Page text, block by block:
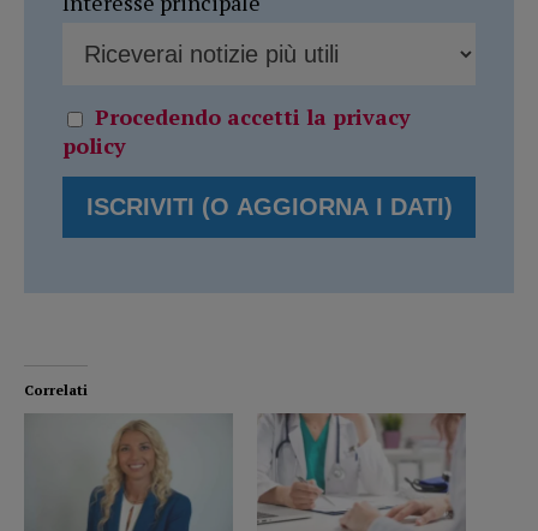
Procedendo accetti la privacy
policy
Correlati